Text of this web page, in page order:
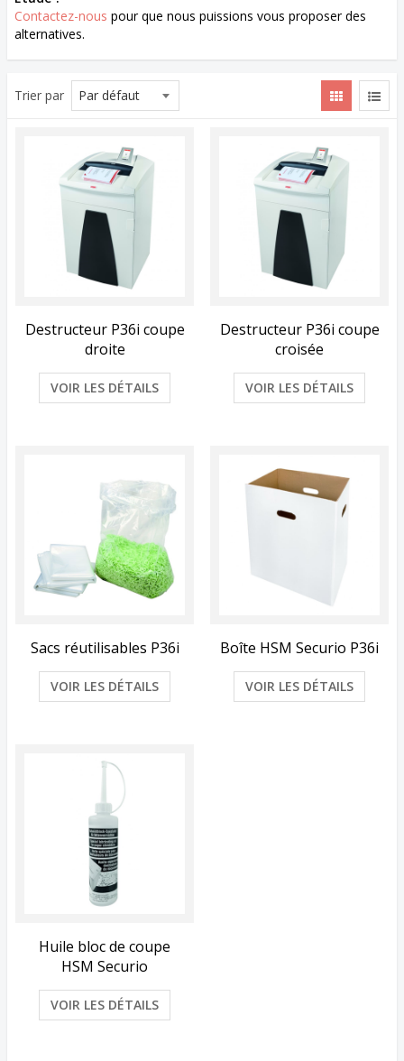
Contactez-nous pour que nous puissions vous proposer des
alternatives.
Trier par
Destructeur P36i coupe
droite
VOIR LES DÉTAILS
Destructeur P36i coupe
croisée
VOIR LES DÉTAILS
Sacs réutilisables P36i
VOIR LES DÉTAILS
Boîte HSM Securio P36i
VOIR LES DÉTAILS
Huile bloc de coupe
HSM Securio
VOIR LES DÉTAILS